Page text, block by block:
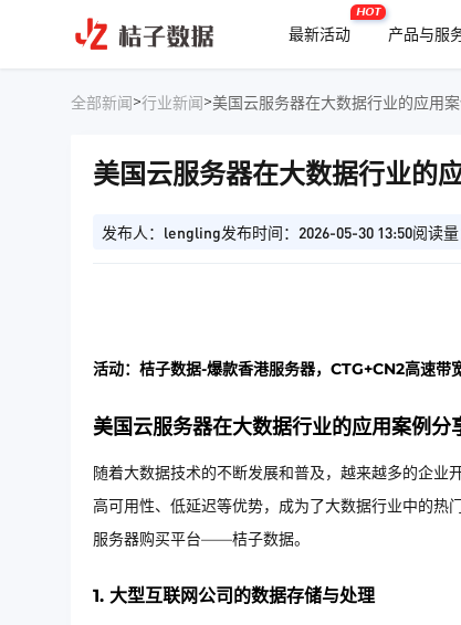
最新活动
HOT
产品与服
全部新闻>行业新闻>美国云服务器在大数据行业的应用
美国云服务器在大数据行业的
发布人：lengling发布时间：2026-05-30 13:50阅读
活动：桔子数据-爆款香港服务器，CTG+CN2高速带
美国云服务器在大数据行业的应用案例分
随着大数据技术的不断发展和普及，越来越多的企业
高可用性、低延迟等优势，成为了大数据行业中的热
服务器购买平台——桔子数据。
1. 大型互联网公司的数据存储与处理